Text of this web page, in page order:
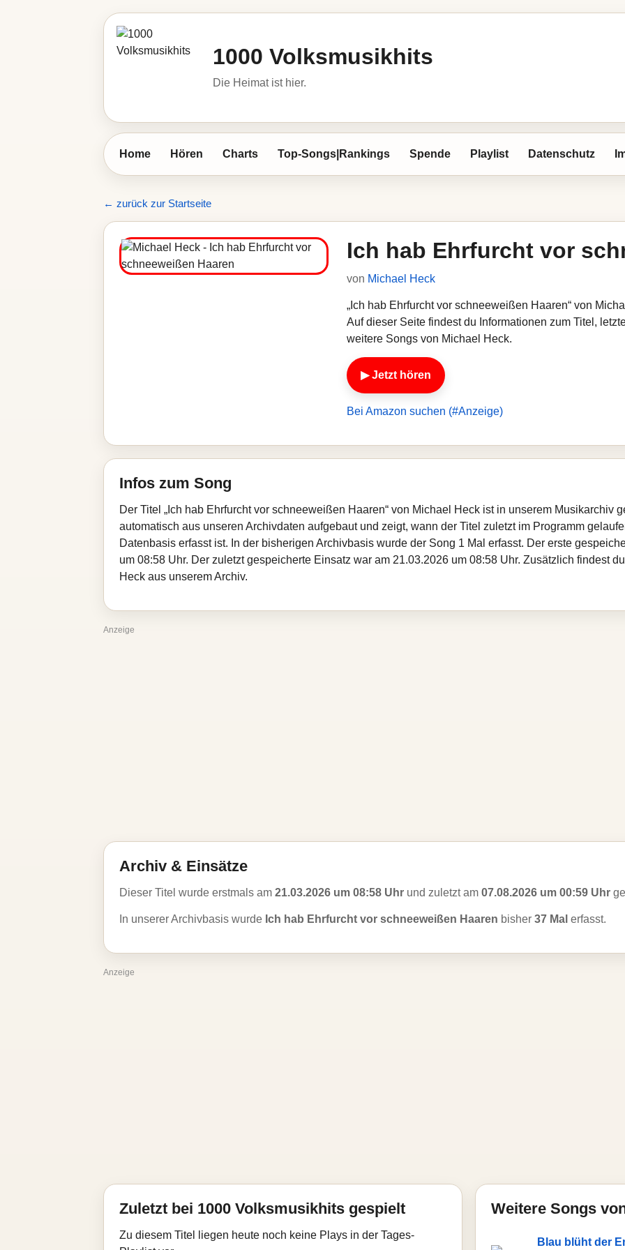
1000 Volksmusikhits
Die Heimat ist hier.
Home Hören Charts Top-Songs|Rankings Spende Playlist Datenschutz
← zurück zur Startseite
Ich hab Ehrfurcht vor
von Michael Heck
„Ich hab Ehrfurcht vor schneeweißen Haaren“ von
Auf dieser Seite findest du Informationen zum Titel,
weitere Songs von Michael Heck.
▶ Jetzt hören
Bei Amazon suchen (#Anzeige)
Infos zum Song
Der Titel „Ich hab Ehrfurcht vor schneeweißen Haaren“ von Michael Heck ist in unserem Musikarchiv
automatisch aus unseren Archivdaten aufgebaut und zeigt, wann der Titel zuletzt im Programm
Datenbasis erfasst ist. In der bisherigen Archivbasis wurde der Song 1 Mal erfasst. Der erste
um 08:58 Uhr. Der zuletzt gespeicherte Einsatz war am 21.03.2026 um 08:58 Uhr. Zusätzlich findest
Heck aus unserem Archiv.
Anzeige
Archiv & Einsätze
Dieser Titel wurde erstmals am 21.03.2026 um 08:58 Uhr und zuletzt am 07.08.2026 um 00:59 Uhr
In unserer Archivbasis wurde Ich hab Ehrfurcht vor schneeweißen Haaren bisher 37 Mal erfasst.
Anzeige
Zuletzt bei 1000 Volksmusikhits gespielt
Zu diesem Titel liegen heute noch keine Plays in der Tages-
Weitere Songs
Blau blüht der